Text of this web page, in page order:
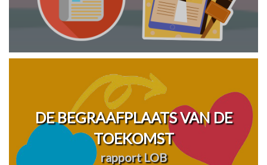
DE BEGRAAFPLAATS VAN DE
TOEKOMST
rapport LOB